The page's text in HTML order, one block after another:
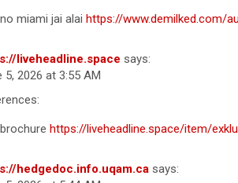
miami jai alai https://www.demilked.com/
liveheadline.space says:
5, 2026 at 3:55 AM
https://liveheadline.space/item/
hedgedoc.info.uqam.ca says: